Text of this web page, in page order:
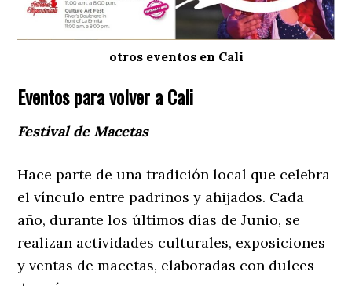
otros eventos en Cali
Eventos para volver a Cali
Festival de Macetas
Hace parte de una tradición local que celebra
el vínculo entre padrinos y ahijados. Cada
año, durante los últimos días de Junio, se
realizan actividades culturales, exposiciones
y ventas de macetas, elaboradas con dulces